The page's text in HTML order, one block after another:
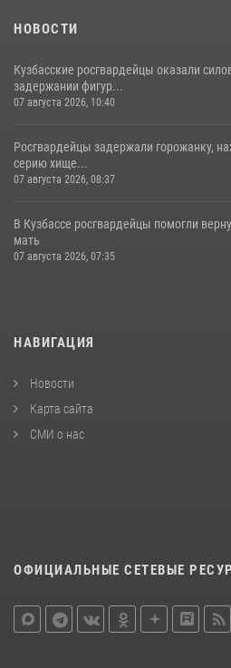
НОВОСТИ
Кузбасские росгвардейцы оказали
задержании фигур...
07 августа 2026, 10:40
Росгвардейцы задержали горожанку,
серию хище...
07 августа 2026, 08:37
В Кузбассе росгвардейцы помогли
мать
07 августа 2026, 07:35
НАВИГАЦИЯ
Новости
Карта сайта
СМИ о нас
ОФИЦИАЛЬНЫЕ СЕТЕВЫЕ